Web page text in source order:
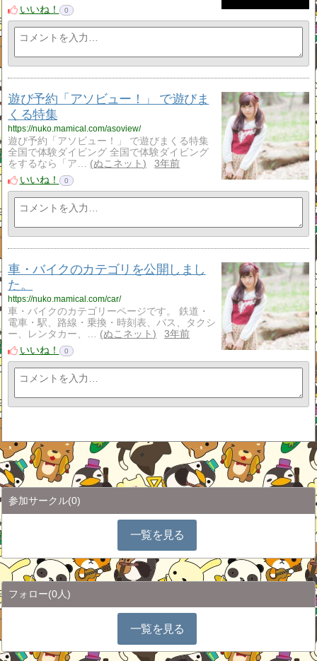
いいね！
0
遊び予約「アソビュー！」 で遊びま
くる特集
https://nuko.mamical.com/asoview/
遊び予約「アソビュー！」 で遊びまくる特集
全国で体験ダイビング 全国で体験ダイビング
をするなら「ア…
ぬこネット
3年前
いいね！
0
車・バイクのカテゴリを公開しまし
た。
https://nuko.mamical.com/car/
車・バイクのカテゴリーページです。 鉄道・
電車・駅、路線・乗換・時刻表、バス、タクシ
ー、レンタカー、…
ぬこネット
3年前
いいね！
0
参加サークル(0)
一覧を見る
フォロー(0人)
一覧を見る